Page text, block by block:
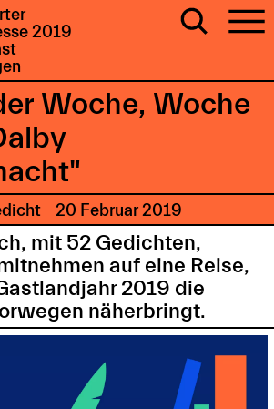
2019
Woche, Woche
20 Februar 2019
mit 52 Gedichten,
auf eine Reise,
2019 die
näherbringt.